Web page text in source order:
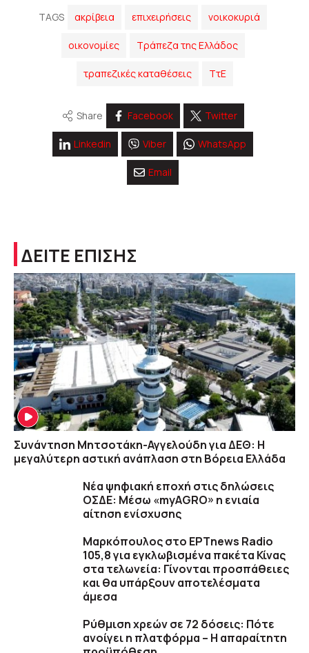
TAGS ακρίβεια επιχειρήσεις νοικοκυριά
οικονομίες Τράπεζα της Ελλάδος
τραπεζικές καταθέσεις ΤτΕ
Share Facebook Twitter
Linkedin Viber WhatsApp
Email
ΔΕΙΤΕ ΕΠΙΣΗΣ
Συνάντηση Μητσοτάκη-Αγγελούδη για ΔΕΘ: Η
μεγαλύτερη αστική ανάπλαση στη Βόρεια Ελλάδα
Νέα ψηφιακή εποχή στις δηλώσεις
ΟΣΔΕ: Μέσω «myAGRO» η ενιαία
αίτηση ενίσχυσης
Μαρκόπουλος στο ΕΡΤnews Radio
105,8 για εγκλωβισμένα πακέτα Κίνας
στα τελωνεία: Γίνονται προσπάθειες
και θα υπάρξουν αποτελέσματα
άμεσα
Ρύθμιση χρεών σε 72 δόσεις: Πότε
ανοίγει η πλατφόρμα – Η απαραίτητη